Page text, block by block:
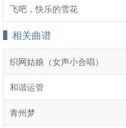
飞吧，快乐的雪花
相关曲谱
织网姑娘（女声小合唱）
和谐运管
青州梦